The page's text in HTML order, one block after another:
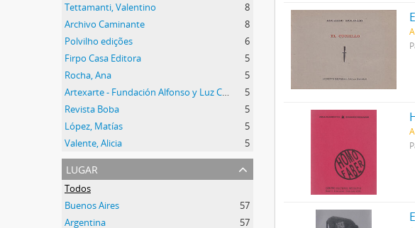
Tettamanti, Valentino
8
Archivo Caminante
8
Polvilho edições
6
Firpo Casa Editora
5
Rocha, Ana
5
Artexarte - Fundación Alfonso y Luz Castillo
5
Revista Boba
5
López, Matías
5
Valente, Alicia
5
lugar
Todos
Buenos Aires
57
Argentina
57